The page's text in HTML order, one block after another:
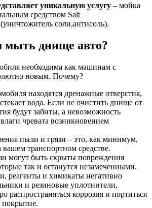
уникальную услугу – мойка
средством Salt
(уничтожитель соли,антисоль).
мыть днище авто?
необходима как машинам с
новым. Почему?
находятся дренажные отверстия,
вода. Если не очистить днище от
будут забиты, а невозможность
чревата возникновением
пыли и грязи – это, как минимум,
транспортном средстве.
могут быть скрыты повреждения
так и останутся незамеченными.
реагенты и химикаты негативно
и резиновые уплотнители,
распространяться коррозия и портиться
покрытие.